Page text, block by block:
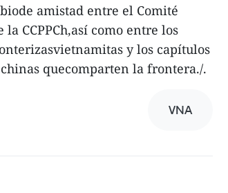
amistad entre el Comité
CCPPCh,así como entre los
y los capítulos
quecomparten la frontera./.
VNA